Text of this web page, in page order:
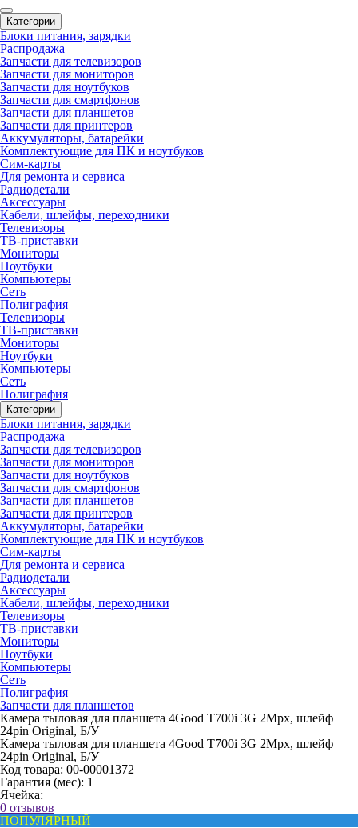
Категории
Блоки питания, зарядки
Распродажа
Запчасти для телевизоров
Запчасти для мониторов
Запчасти для ноутбуков
Запчасти для смартфонов
Запчасти для планшетов
Запчасти для принтеров
Аккумуляторы, батарейки
Комплектующие для ПК и ноутбуков
Сим-карты
Для ремонта и сервиса
Радиодетали
Аксессуары
Кабели, шлейфы, переходники
Телевизоры
ТВ-приставки
Мониторы
Ноутбуки
Компьютеры
Сеть
Полиграфия
Телевизоры
ТВ-приставки
Мониторы
Ноутбуки
Компьютеры
Сеть
Полиграфия
Категории
Блоки питания, зарядки
Распродажа
Запчасти для телевизоров
Запчасти для мониторов
Запчасти для ноутбуков
Запчасти для смартфонов
Запчасти для планшетов
Запчасти для принтеров
Аккумуляторы, батарейки
Комплектующие для ПК и ноутбуков
Сим-карты
Для ремонта и сервиса
Радиодетали
Аксессуары
Кабели, шлейфы, переходники
Телевизоры
ТВ-приставки
Мониторы
Ноутбуки
Компьютеры
Сеть
Полиграфия
Запчасти для планшетов
Камера тыловая для планшета 4Good T700i 3G 2Mpx, шлейф
24pin Original, Б/У
Камера тыловая для планшета 4Good T700i 3G 2Mpx, шлейф
24pin Original, Б/У
Код товара: 00-00001372
Гарантия (мес): 1
Ячейка:
0 отзывов
ПОПУЛЯРНЫЙ